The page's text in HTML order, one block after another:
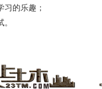
的乐趣；